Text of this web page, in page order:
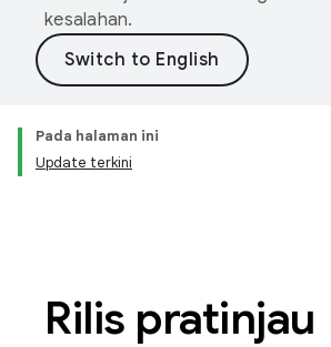
kesalahan.
Pada halaman ini
Update terkini
Rilis pratinjau